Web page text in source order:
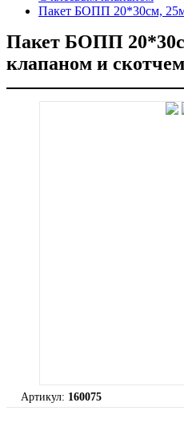
Пакет БОПП 20*30см,
Пакет БОПП
клапаном и скотчем
Артикул: 160075